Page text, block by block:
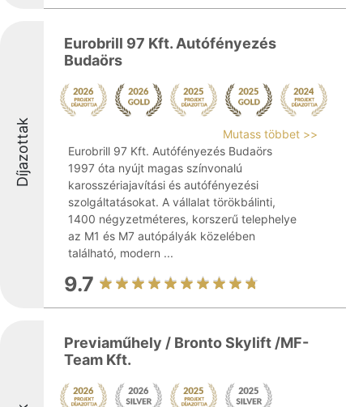
Díjazottak
Eurobrill 97 Kft. Autófényezés
Budaörs
Mutass többet >>
Eurobrill 97 Kft. Autófényezés Budaörs
1997 óta nyújt magas színvonalú
karosszériajavítási és autófényezési
szolgáltatásokat. A vállalat törökbálinti,
1400 négyzetméteres, korszerű telephelye
az M1 és M7 autópályák közelében
található, modern ...
9.7
Previaműhely / Bronto Skylift /MF-
Team Kft.